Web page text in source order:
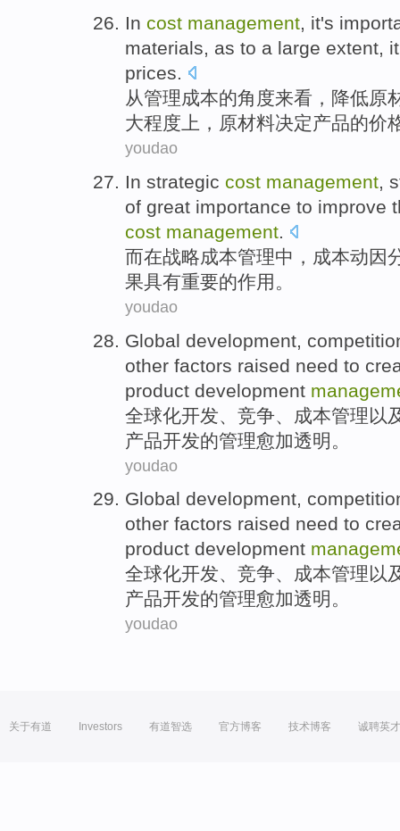
In cost management, it's
materials, as to a large extent,
prices.
从管理成本的角度来看， 降低原
大程度上 ，原材料决定产品的价
youdao
In strategic cost management,
of great importance to improve
cost management.
而在战略成本管理中，成本动因
果具有重要的作用。
youdao
Global development
other factors raised need to
product development
全球化开发 竞争 成本管理以
产品开发的管理愈加透明 。
youdao
Global development,
other factors raised need to
product development
全球化开发、 竞争、 成本管理 以
产品开发的管理愈加透明 。
youdao
关于有道 Investors 有道智选 官方博客 技术博客 诚聘英才